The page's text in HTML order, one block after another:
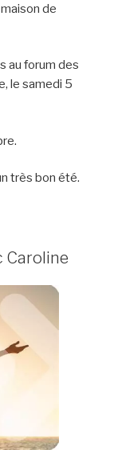
de
au forum des
le samedi 5
très bon été.
Caroline